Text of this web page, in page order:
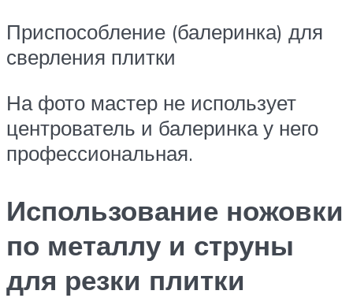
Приспособление (балеринка) для
сверления плитки
На фото мастер не использует
центрователь и балеринка у него
профессиональная.
Использование ножовки
по металлу и струны
для резки плитки